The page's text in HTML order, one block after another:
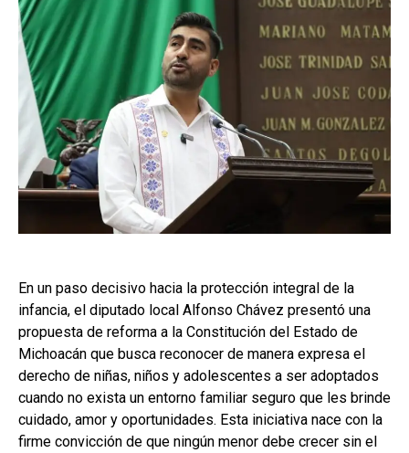
En un paso decisivo hacia la protección integral de la
infancia, el diputado local Alfonso Chávez presentó una
propuesta de reforma a la Constitución del Estado de
Michoacán que busca reconocer de manera expresa el
derecho de niñas, niños y adolescentes a ser adoptados
cuando no exista un entorno familiar seguro que les brinde
cuidado, amor y oportunidades. Esta iniciativa nace con la
firme convicción de que ningún menor debe crecer sin el